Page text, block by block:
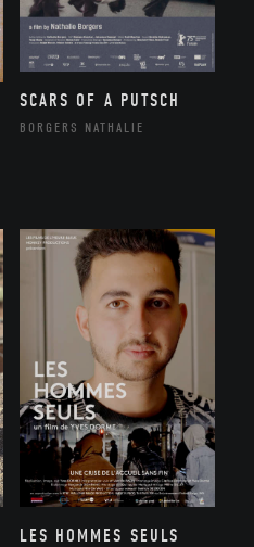
SCARS OF A PUTSCH
BORGERS NATHALIE
LES HOMMES SEULS